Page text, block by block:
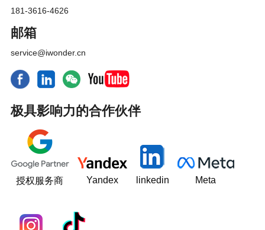
181-3616-4626
邮箱
service@iwonder.cn
极具影响力的合作伙伴
授权服务商 Yandex linkedin Meta